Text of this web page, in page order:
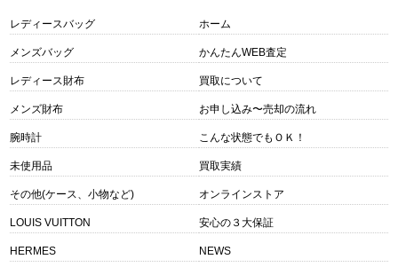
レディースバッグ
メンズバッグ
レディース財布
メンズ財布
腕時計
未使用品
その他(ケース、小物など)
LOUIS VUITTON
HERMES
ホーム
かんたんWEB査定
買取について
お申し込み〜売却の流れ
こんな状態でもＯＫ！
買取実績
オンラインストア
安心の３大保証
NEWS